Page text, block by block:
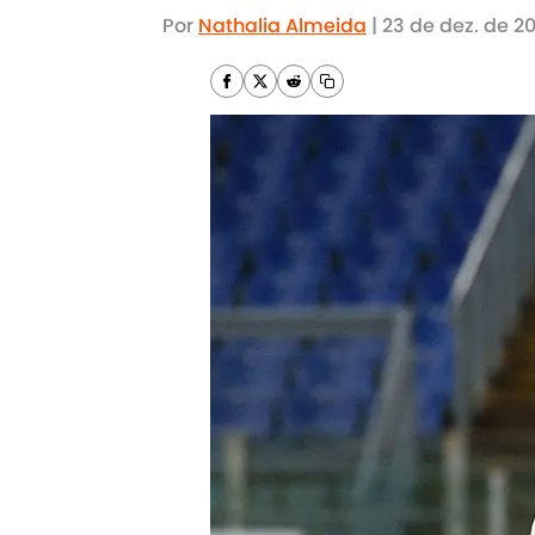
Por Nathalia Almeida | 23 de dez. de